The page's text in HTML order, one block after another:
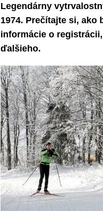
Legendárny
1974. Prečítajte si, ako
informácie o
ďalšieho.